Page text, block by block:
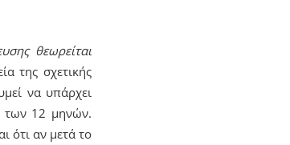
θεωρείται
της σχετικής
να υπάρχει
των 12 μηνών.
ότι αν μετά το